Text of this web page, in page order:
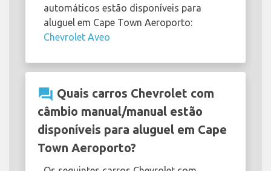
automáticos estão disponíveis para
aluguel em Cape Town Aeroporto:
Chevrolet Aveo
question_answer Quais carros Chevrolet com
câmbio manual/manual estão
disponíveis para aluguel em Cape
Town Aeroporto?